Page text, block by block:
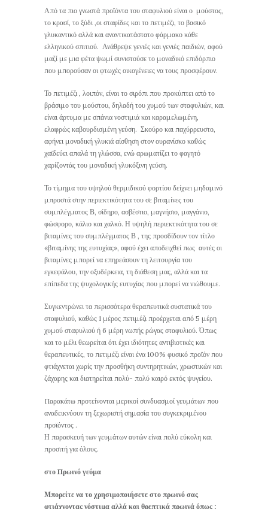
Από τα πιο γνωστά προϊόντα του σταφυλιού είναι ο μούστος,
το κρασί, το ξύδι ,οι σταφίδες και το πετιμέζι, το βασικό
γλυκαντικό αλλά και αναντικατάστατο φάρμακο κάθε
ελληνικού σπιτιού. Ανάθρεψε γενιές και γενιές παιδιών, αφού
μαζί με μια φέτα ψωμί συνιστούσε το μοναδικό επιδόρπιο
που μπορούσαν οι φτωχές οικογένειες να τους προσφέρουν.
Το πετιμέζι , λοιπόν, είναι το σιρόπι που προκύπτει από το
βράσιμο του μούστου, δηλαδή του χυμού των σταφυλιών, και
είναι άρτυμα με σπάνια νοστιμιά και καραμελωμένη,
ελαφρώς καβουρδισμένη γεύση. Σκούρο και παχύρρευστο,
αφήνει μοναδική γλυκιά αίσθηση στον ουρανίσκο καθώς
χαϊδεύει απαλά τη γλώσσα, ενώ αρωματίζει το φαγητό
χαρίζοντάς του μοναδική γλυκόξινη γεύση.
Το τίμημα του υψηλού θερμιδικού φορτίου δείχνει μηδαμινό
μπροστά στην περιεκτικότητα του σε βιταμίνες του
συμπλέγματος Β, σίδηρο, ασβέστιο, μαγνήσιο, μαγγάνιο,
φώσφορο, κάλιο και χαλκό. Η υψηλή περιεκτικότητα του σε
βιταμίνες του συμπλέγματος Β , της προσδίδουν τον τίτλο
«βιταμίνης της ευτυχίας», αφού έχει αποδειχθεί πως αυτές οι
βιταμίνες μπορεί να επηρεάσουν τη λειτουργία του
εγκεφάλου, την οξυδέρκεια, τη διάθεση μας, αλλά και τα
επίπεδα της ψυχολογικής ευτυχίας που μπορεί να νιώθουμε.
Συγκεντρώνει τα περισσότερα θεραπευτικά συστατικά του
σταφυλιού, καθώς 1 μέρος πετιμέζι προέρχεται από 5 μέρη
χυμού σταφυλιού ή 6 μέρη νωπής ρώγας σταφυλιού. Όπως
και το μέλι θεωρείται ότι έχει ιδιότητες αντιβιοτικές και
θεραπευτικές, το πετιμέζι είναι ένα 100% φυσικό προϊόν που
φτιάχνεται χωρίς την προσθήκη συντηρητικών, χρωστικών και
ζάχαρης και διατηρείται πολύ- πολύ καιρό εκτός ψυγείου.
Παρακάτω προτείνονται μερικοί συνδυασμοί γευμάτων που
αναδεικνύουν τη ξεχωριστή σημασία του συγκεκριμένου
προϊόντος .
Η παρασκευή των γευμάτων αυτών είναι πολύ εύκολη και
προσιτή για όλους.
στο Πρωινό γεύμα
Μπορείτε να το χρησιμοποιήσετε στο πρωινό σας
φτιάχνοντας νόστιμα αλλά και θρεπτικά πρωινά όπως :